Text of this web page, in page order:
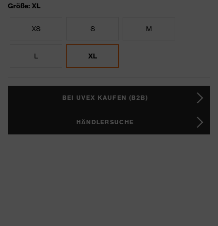
Größe: XL
XS S M
L XL
BEI UVEX KAUFEN (B2B)
HÄNDLERSUCHE